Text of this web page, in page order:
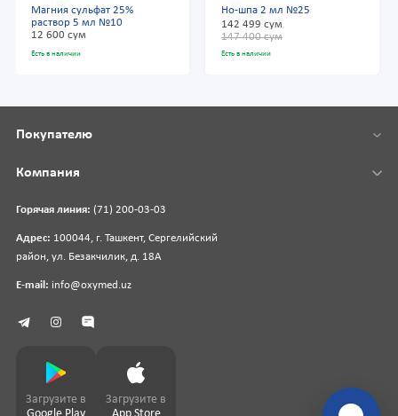
Магния сульфат 25%
раствор 5 мл №10
12 600 сум
Есть в наличии
Но-шпа 2 мл №25
142 499 сум
147 400 сум
Есть в наличии
Горячая линия: (71) 200-03-03
Адрес: 100044, г. Ташкент, Сергелийский
район, ул. Безакчилик, д. 18А
E-mail: info@oxymed.uz
Покупателю
Компания
Загрузите в
Загрузите в